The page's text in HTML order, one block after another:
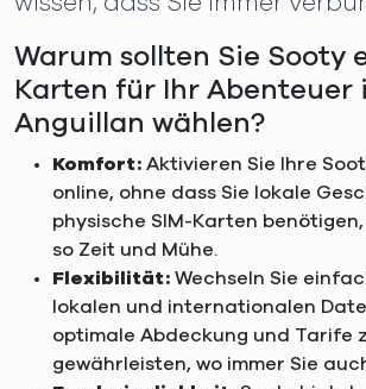
Warum sollten Sie Sooty
Karten für Ihr Abenteuer
Anguillan wählen?
Komfort: Aktivieren Sie Ihre
online, ohne dass Sie lokale
physische SIM-Karten
so Zeit und Mühe.
Flexibilität: Wechseln Sie
lokalen und internationalen
optimale Abdeckung und Tarife
gewährleisten, wo immer Sie